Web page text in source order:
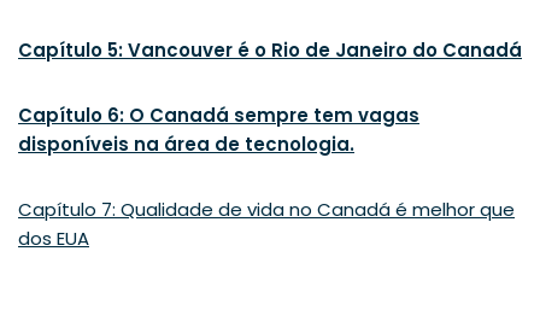
Capítulo 5: Vancouver é o Rio de Janeiro do Canadá
Capítulo 6: O Canadá sempre tem vagas
disponíveis na área de tecnologia.
Capítulo 7: Qualidade de vida no Canadá é melhor que
dos EUA